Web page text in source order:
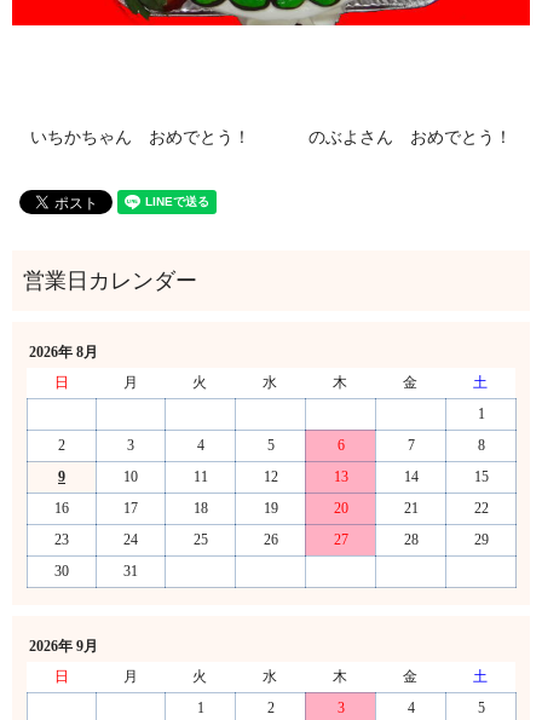
いちかちゃん おめでとう！ のぶよさん おめでとう！
2026年 8月
日
月 火 水 木 金
土
1
2
3 4 5 6 7
8
9
10 11 12 13 14
15
16
17 18 19 20 21
22
23
24 25 26 27 28
29
30
31
2026年 9月
日
月 火 水 木 金
土
1
2 3 4
5